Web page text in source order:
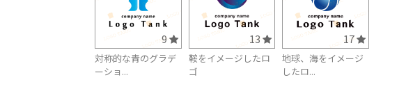
9
対称的な青のグラデ
ーショ...
13
鞍をイメージしたロ
ゴ
17
地球、海をイメージ
したロ...